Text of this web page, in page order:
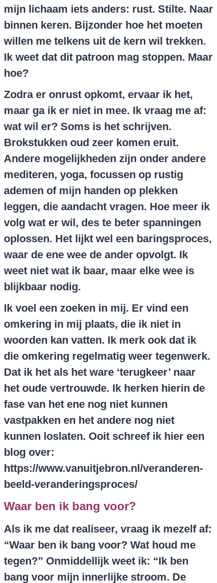
mijn lichaam iets anders: rust. Stilte. Naar
binnen keren. Bijzonder hoe het moeten
willen me telkens uit de kern wil trekken.
Ik weet dat dit patroon mag stoppen. Maar
hoe?
Zodra er onrust opkomt, ervaar ik het,
maar ga ik er niet in mee. Ik vraag me af:
wat wil er? Soms is het schrijven.
Brokstukken oud zeer komen eruit.
Andere mogelijkheden zijn onder andere
mediteren, yoga, focussen op rustig
ademen of mijn handen op plekken
leggen, die aandacht vragen. Hoe meer ik
volg wat er wil, des te beter spanningen
oplossen. Het lijkt wel een baringsproces,
waar de ene wee de ander opvolgt. Ik
weet niet wat ik baar, maar elke wee is
blijkbaar nodig.
Ik voel een zoeken in mij. Er vind een
omkering in mij plaats, die ik niet in
woorden kan vatten. Ik merk ook dat ik
die omkering regelmatig weer tegenwerk.
Dat ik het als het ware ‘terugkeer’ naar
het oude vertrouwde. Ik herken hierin de
fase van het ene nog niet kunnen
vastpakken en het andere nog niet
kunnen loslaten. Ooit schreef ik hier een
blog over:
https://www.vanuitjebron.nl/veranderen-
beeld-veranderingsproces/
Waar ben ik bang voor?
Als ik me dat realiseer, vraag ik mezelf af:
“Waar ben ik bang voor? Wat houd me
tegen?” Onmiddellijk weet ik: “Ik ben
bang voor mijn innerlijke stroom. De